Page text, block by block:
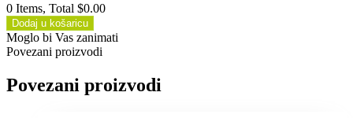
0 Items, Total $0.00
Dodaj u košaricu
Moglo bi Vas zanimati
Povezani proizvodi
Povezani proizvodi